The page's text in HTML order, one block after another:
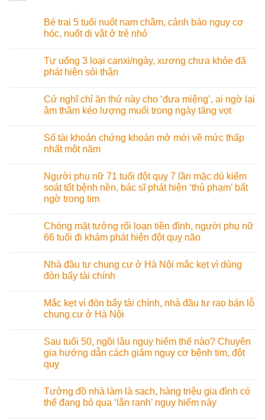
Bé trai 5 tuổi nuốt nam châm, cảnh báo nguy cơ
hóc, nuốt dị vật ở trẻ nhỏ
Tự uống 3 loại canxi/ngày, xương chưa khỏe đã
phát hiện sỏi thận
Cứ nghĩ chỉ ăn thứ này cho ‘đưa miệng’, ai ngờ lại
âm thầm kéo lượng muối trong ngày tăng vọt
Số tài khoản chứng khoán mở mới về mức thấp
nhất một năm
Người phụ nữ 71 tuổi đột quỵ 7 lần mặc dù kiểm
soát tốt bệnh nền, bác sĩ phát hiện ‘thủ phạm’ bất
ngờ trong tim
Chóng mặt tưởng rối loạn tiền đình, người phụ nữ
66 tuổi đi khám phát hiện đột quỵ não
Nhà đầu tư chung cư ở Hà Nội mắc kẹt vì dùng
đòn bẩy tài chính
Mắc kẹt vì đòn bẩy tài chính, nhà đầu tư rao bán lỗ
chung cư ở Hà Nội
Sau tuổi 50, ngồi lâu nguy hiểm thế nào? Chuyên
gia hướng dẫn cách giảm nguy cơ bệnh tim, đột
quỵ
Tưởng đồ nhà làm là sạch, hàng triệu gia đình có
thể đang bỏ qua ‘lằn ranh’ nguy hiểm này